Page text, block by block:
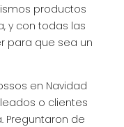
productos
y con todas las
para que sea un
en Navidad
o clientes
de